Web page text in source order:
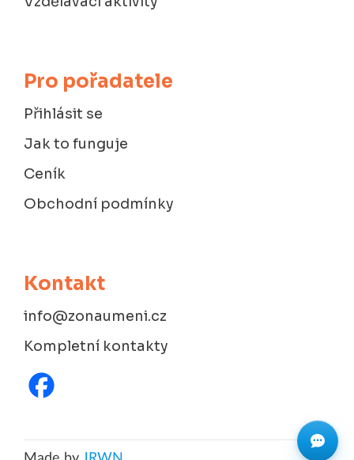
Pro pořadatele
Přihlásit se
Jak to funguje
Ceník
Obchodní podmínky
Kontakt
info@zonaumeni.cz
Kompletní kontakty